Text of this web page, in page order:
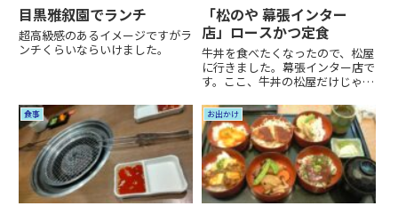
目黒雅叙園でランチ
超高級感のあるイメージですがラ
ンチくらいならいけました。
「松のや 幕張インター
店」ロースかつ定食
牛丼を食べたくなったので、松屋
に行きました。幕張インター店で
す。ここ、牛丼の松屋だけじゃな
の店舗なんですね。併設店舗のメ
ニュー見てたら、急遽、牛丼では
なく、カツが食べたくなって、ロ
ースかつ定食に変更しました。
こ...
食事 お出かけ